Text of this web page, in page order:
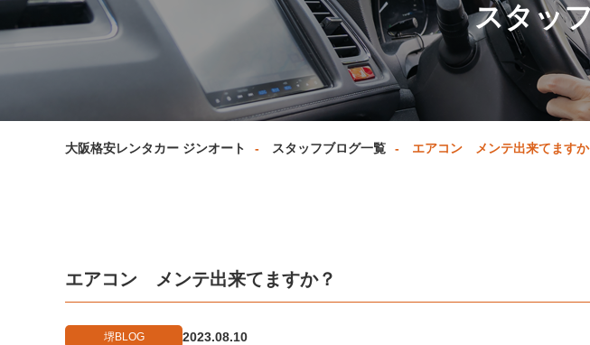
スタッ
大阪格安レンタカー ジンオート スタッフブログ一覧 エアコン メンテ出来てますか
エアコン メンテ出来てますか？
堺BLOG 2023.08.10